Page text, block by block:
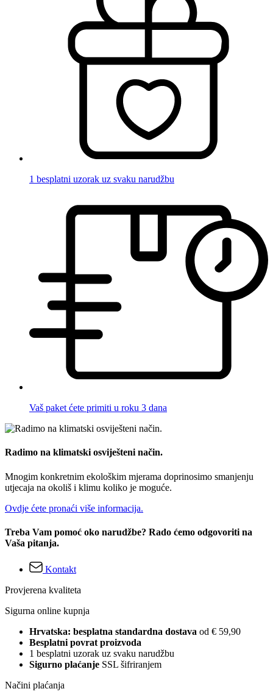
1 besplatni uzorak uz svaku narudžbu
Vaš paket ćete primiti u roku 3 dana
Radimo na klimatski osviješteni način.
Mnogim konkretnim ekološkim mjerama doprinosimo smanjenju
utjecaja na okoliš i klimu koliko je moguće.
Ovdje ćete pronaći više informacija.
Treba Vam pomoć oko narudžbe? Rado ćemo odgovoriti na
Vaša pitanja.
Kontakt
Provjerena kvaliteta
Sigurna online kupnja
Hrvatska: besplatna standardna dostava od € 59,90
Besplatni povrat proizvoda
1 besplatni uzorak uz svaku narudžbu
Sigurno plaćanje SSL šifriranjem
Načini plaćanja